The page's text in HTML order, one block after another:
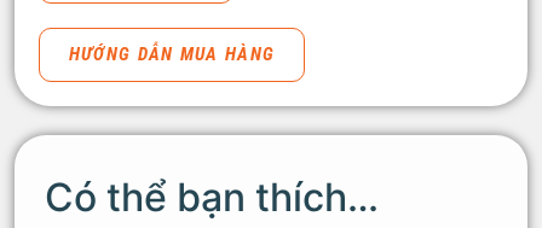
HƯỚNG DẪN MUA HÀNG
Có thể bạn thích…